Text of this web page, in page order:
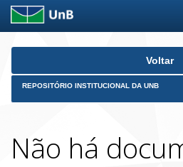
Skip
Voltar
REPOSITÓRIO INSTITUCIONAL DA UNB
Não há